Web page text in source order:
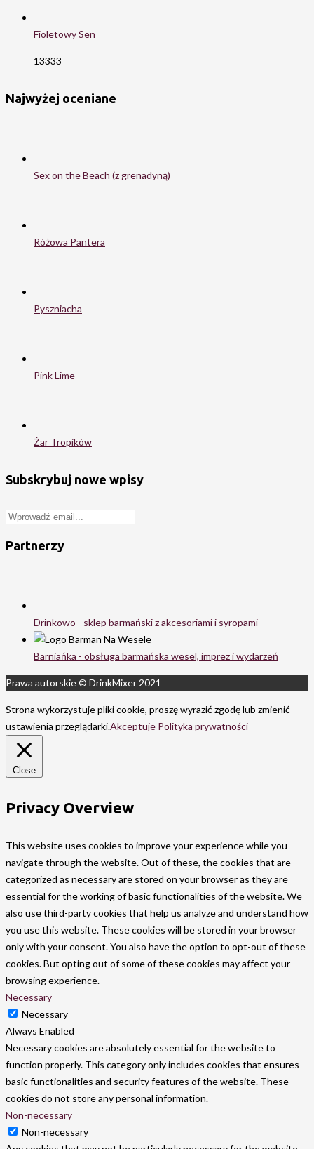
Fioletowy Sen
13333
Najwyżej oceniane
Sex on the Beach (z grenadyną)
Różowa Pantera
Pyszniacha
Pink Lime
Żar Tropików
Subskrybuj nowe wpisy
Partnerzy
Drinkowo - sklep barmański z akcesoriami i syropami
Barniańka - obsługa barmańska wesel, imprez i wydarzeń
Prawa autorskie © DrinkMixer 2021
Strona wykorzystuje pliki cookie, proszę wyrazić zgodę lub zmienić
ustawienia przeglądarki.Akceptuje Polityka prywatności
Close
Privacy Overview
This website uses cookies to improve your experience while you
navigate through the website. Out of these, the cookies that are
categorized as necessary are stored on your browser as they are
essential for the working of basic functionalities of the website. We
also use third-party cookies that help us analyze and understand how
you use this website. These cookies will be stored in your browser
only with your consent. You also have the option to opt-out of these
cookies. But opting out of some of these cookies may affect your
browsing experience.
Necessary
Necessary
Always Enabled
Necessary cookies are absolutely essential for the website to
function properly. This category only includes cookies that ensures
basic functionalities and security features of the website. These
cookies do not store any personal information.
Non-necessary
Non-necessary